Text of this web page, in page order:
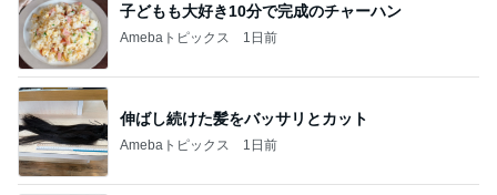
子どもも大好き10分で完成のチャーハン
Amebaトピックス 1日前
伸ばし続けた髪をバッサリとカット
Amebaトピックス 1日前